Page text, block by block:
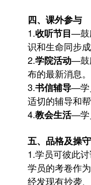
四、课外参与
1.收听节目—
识和生命同步
2.学院活动—
布的最新消息。
3.书信辅导—
适切的辅导和
4.教会生活—
五、品格及操守
1.学员可彼此
学员的考卷作
经发现有抄袭